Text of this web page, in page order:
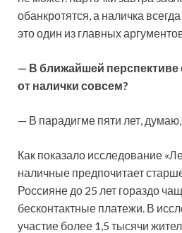
обанкротятся, а наличка
это один из главных
— В ближайшей перспективе
от налички совсем?
— В парадигме пяти лет, думаю,
Как показало исследование
наличные предпочитает
Россияне до 25 лет гораздо
бесконтактные платежи. В
участие более 1,5 тысячи